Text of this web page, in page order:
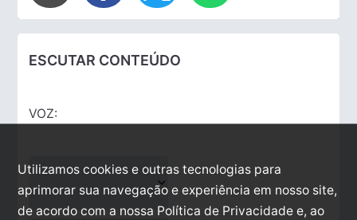
ESCUTAR CONTEÚDO
VOZ:
Utilizamos cookies e outras tecnologias para
aprimorar sua navegação e experiência em nosso site,
de acordo com a nossa Política de Privacidade e, ao